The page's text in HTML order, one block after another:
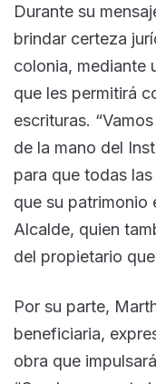
Durante su
brindar certeza
colonia, mediante
que les permitirá
escrituras.
de la mano del
para que todas
que su patrimonio
Alcalde, quien
del propietario
Por su parte,
beneficiaria,
obra que